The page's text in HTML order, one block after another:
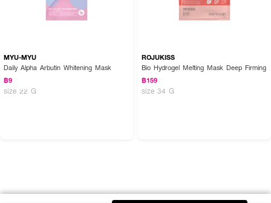
MYU-MYU
Daily Alpha Arbutin Whitening Mask
฿9
size 22 G
ROJUKISS
Bio Hydrogel Melting Mask Deep Firming
฿159
size 34 G